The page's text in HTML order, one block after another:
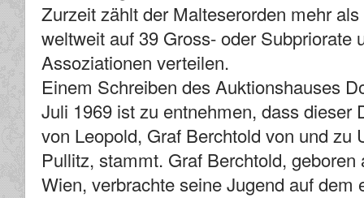
Zurzeit zählt der Malteserorden mehr
weltweit auf 39 Gross- oder Subpriorate
Assoziationen verteilen.
Einem Schreiben des Auktionshauses
Juli 1969 ist zu entnehmen, dass dieser
von Leopold, Graf Berchtold von und zu
Pullitz, stammt. Graf Berchtold,
Wien, verbrachte seine Jugend auf dem